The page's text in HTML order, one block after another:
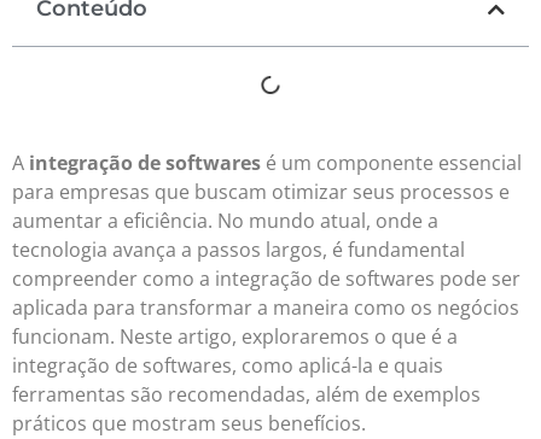
Conteúdo
A integração de softwares é um componente essencial
para empresas que buscam otimizar seus processos e
aumentar a eficiência. No mundo atual, onde a
tecnologia avança a passos largos, é fundamental
compreender como a integração de softwares pode ser
aplicada para transformar a maneira como os negócios
funcionam. Neste artigo, exploraremos o que é a
integração de softwares, como aplicá-la e quais
ferramentas são recomendadas, além de exemplos
práticos que mostram seus benefícios.